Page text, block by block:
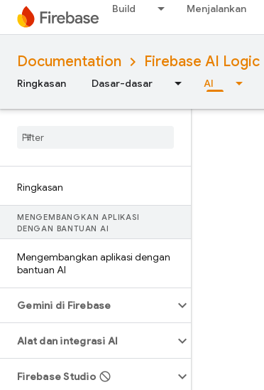
Build Menjalankan
Documentation Firebase AI Logic
Ringkasan Dasar-dasar AI
Ringkasan
MENGEMBANGKAN APLIKASI
DENGAN BANTUAN AI
Mengembangkan aplikasi dengan
bantuan AI
Gemini di Firebase
Alat dan integrasi AI
Firebase Studio